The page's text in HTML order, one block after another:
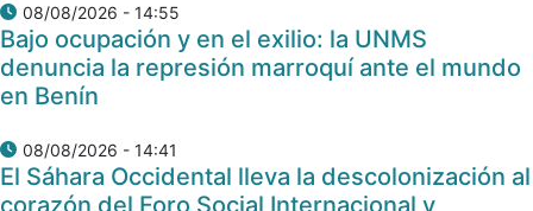
08/08/2026 - 14:55
Bajo ocupación y en el exilio: la UNMS
denuncia la represión marroquí ante el mundo
en Benín
08/08/2026 - 14:41
El Sáhara Occidental lleva la descolonización al
corazón del Foro Social Internacional y